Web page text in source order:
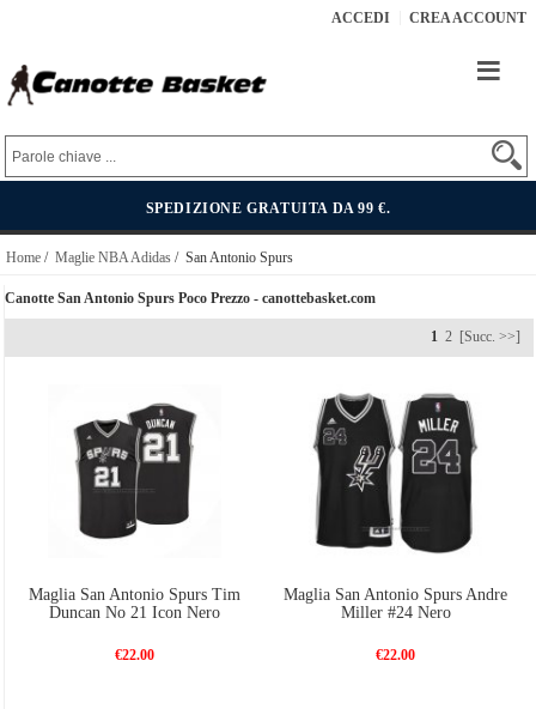
ACCEDI CREA ACCOUNT
SPEDIZIONE GRATUITA DA 99 €.
Home / Maglie NBA Adidas / San Antonio Spurs
Canotte San Antonio Spurs Poco Prezzo - canottebasket.com
1 2 [Succ. >>]
Maglia San Antonio Spurs Tim
Duncan No 21 Icon Nero
€22.00
Maglia San Antonio Spurs Andre
Miller #24 Nero
€22.00